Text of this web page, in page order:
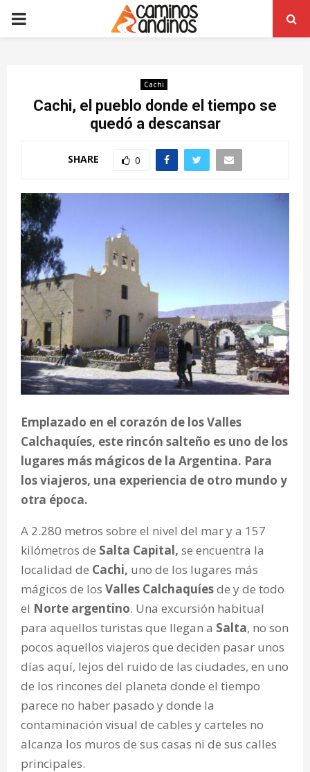
PRIMARY
Cachi
Cachi, el pueblo donde el tiempo se
quedó a descansar
SHARE 0
Emplazado en el corazón de los Valles
Calchaquíes, este rincón salteño es uno de los
lugares más mágicos de la Argentina. Para
los viajeros, una experiencia de otro mundo y
otra época.
A 2.280 metros sobre el nivel del mar y a 157
kilómetros de Salta Capital, se encuentra la
localidad de Cachi, uno de los lugares más
mágicos de los Valles Calchaquíesde y de todo
el Norte argentino. Una excursión habitual
para aquellos turistas que llegan a Salta, no son
pocos aquellos viajeros que deciden pasar unos
días aquí, lejos del ruido de las ciudades, en uno
de los rincones del planeta donde el tiempo
parece no haber pasado y donde la
contaminación visual de cables y carteles no
alcanza los muros de sus casas ni de sus calles
principales.